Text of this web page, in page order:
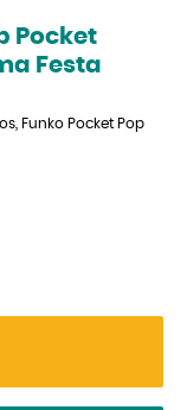
Pocket
Festa
Funko Pocket Pop